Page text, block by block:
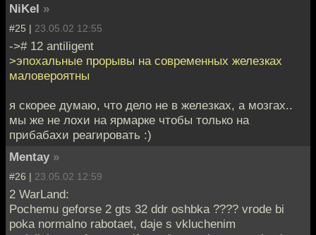
NiKel »
#25 | 23.05.02 12:55
-># 12 antiligent
>эпохальные прорывы на современных железках
маловероятны
я скорее думаю, что дело не в железках, а мозгах..
мы же не лохи на ярмарке чтобы только на
прибабахи реагировать :)
Mentay »
#26 | 23.05.02 12:59
2 WarLand:
Pochemu geforse 2 gts 32 ddr oshbka ???? vrode bi
poka normalno rabotaet, daje s vkluchenim